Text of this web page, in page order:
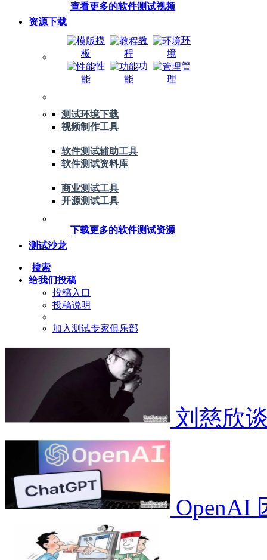
查看更多的软件测试视频
资源下载
模
板
教
程
环
境
性
能
功
能
管
理
测试环境下载
视频制作工具
软件测试辅助工具
软件测试资料库
商业测试工具
开源测试工具
下载更多的软件测试资源
测试沙龙
搜索
给我们投稿
投稿入口
投稿说明
加入测试专家俱乐部
刘慈欣
OpenAI